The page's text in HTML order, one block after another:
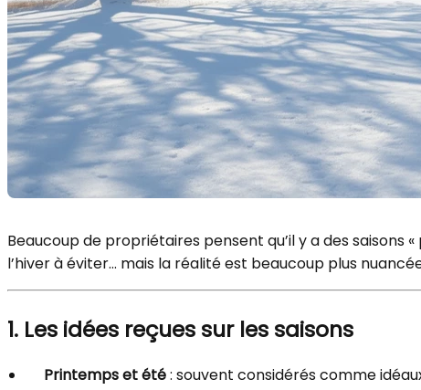
Beaucoup de propriétaires pensent qu’il y a des
l’hiver à éviter… mais la réalité est beaucoup plus
1. Les idées reçues sur les saisons
Printemps et été: souvent considérés comme